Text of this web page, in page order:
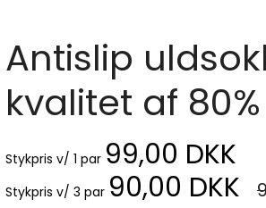
Antislip
kvalitet af
Stykpris v/ 1 par 99,00 DKK
Stykpris v/ 3 par 90,00 DKK